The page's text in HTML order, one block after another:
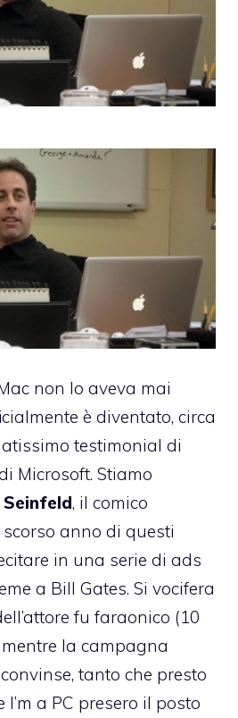
non lo aveva mai
è diventato, circa
testimonial di
Microsoft. Stiamo
Seinfeld, il comico
anno di questi
in una serie di ads
a Bill Gates. Si vocifera
fu faraonico (10
la campagna
tanto che presto
a PC presero il posto